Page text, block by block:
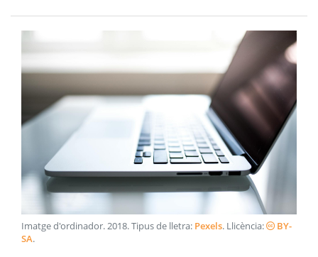
Imatge d'ordinador.2018. Tipus de lletra: Pexels. Llicència:
BY-
SA.